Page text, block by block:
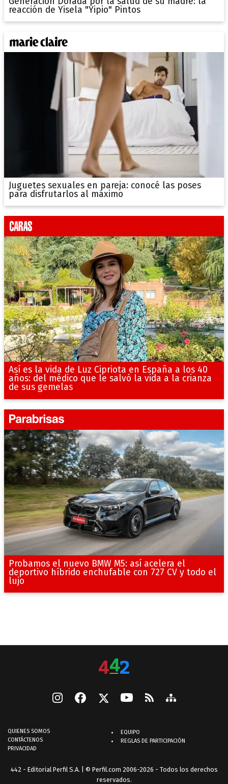
reacción de Yisela "Yipio" Pintos
Juguetes sexuales en pareja: conocé las poses
para disfrutarlos al máximo
Así es la vida de Luz Cipriota en España a los 40
años: del médico que le salvó la vida a la crianza
de sus gemelas
Probamos el nuevo BMW M5: así acelera el
deportivo híbrido enchufable con 727 CV y todo el
lujo
QUIENES SOMOS
CONTÁCTENOS
PRIVACIDAD
EQUIPO
REGLAS DE PARTICIPACIÓN
442 - Editorial Perfil S.A. | © Perfil.com 2006-2026 - Todos los derechos
reservados.